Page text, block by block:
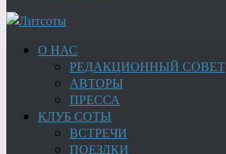
О НАС
РЕДАКЦИОННЫЙ СОВЕТ
АВТОРЫ
ПРЕССА
КЛУБ СОТЫ
ВСТРЕЧИ
ПОЕЗДКИ